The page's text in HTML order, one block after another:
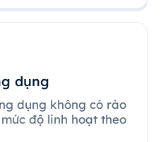
dụng
dụng không có rào
độ linh hoạt theo